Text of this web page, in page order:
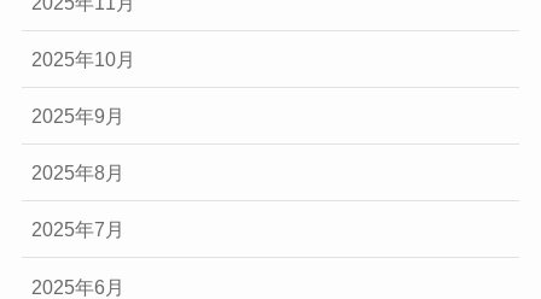
2025年10月
2025年9月
2025年8月
2025年7月
2025年6月